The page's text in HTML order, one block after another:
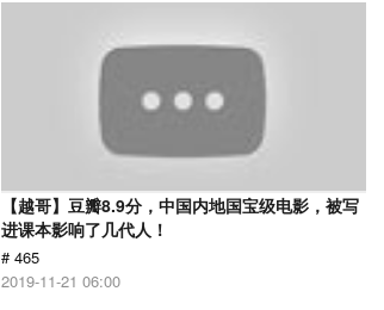
【越哥】豆瓣8.9分，中国内地国宝级电影，被写
进课本影响了几代人！
# 465
2019-11-21 06:00